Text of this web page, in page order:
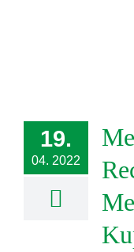
19.
04. 2022